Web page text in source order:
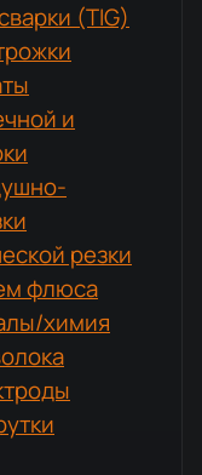
(TIG)
и
резки
флюса
химия